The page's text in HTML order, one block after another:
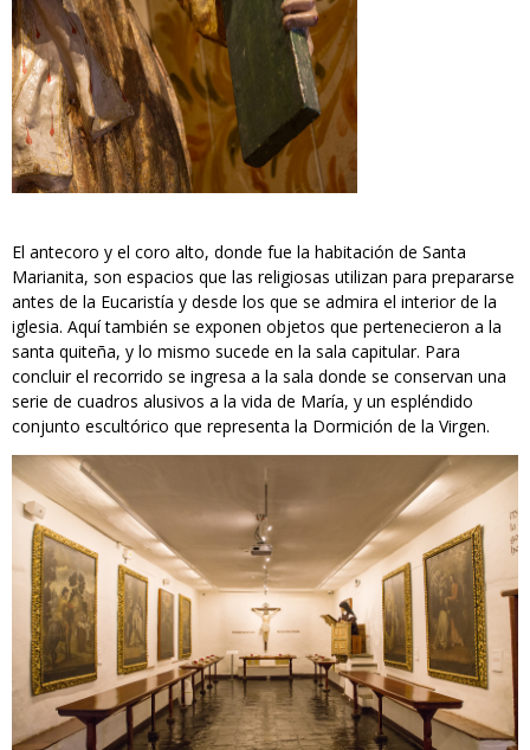
El antecoro y el coro alto, donde fue la habitación de Santa
Marianita, son espacios que las religiosas utilizan para prepararse
antes de la Eucaristía y desde los que se admira el interior de la
iglesia. Aquí también se exponen objetos que pertenecieron a la
santa quiteña, y lo mismo sucede en la sala capitular. Para
concluir el recorrido se ingresa a la sala donde se conservan una
serie de cuadros alusivos a la vida de María, y un espléndido
conjunto escultórico que representa la Dormición de la Virgen.